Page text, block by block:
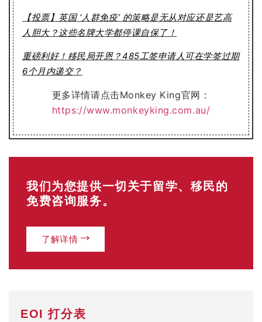
【投票】英国 ‘人群免疫’ 的策略是无从对应还是艺高
人胆大？这些名牌大学都停课自保了！
重磅利好！移民局开恩？485工签申请人可在学签过期
6个月内递交？
更多详情请点击Monkey King官网：
https://www.monkeyking.com.au/
我们为您提供一切关于留学、移民的
免费咨询服务。
了解详情
EOI 打分表